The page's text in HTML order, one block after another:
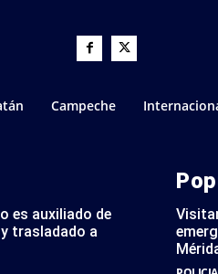
Campeche
es auxiliado de
trasladado a